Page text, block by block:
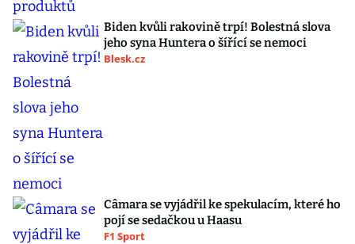
Biden kvůli rakovině trpí! Bolestná slova
jeho syna Huntera o šířící se nemoci
Blesk.cz
Câmara se vyjádřil ke spekulacím, které ho
pojí se sedačkou u Haasu
F1 Sport